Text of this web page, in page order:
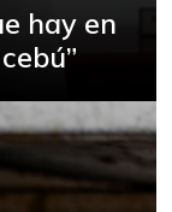
hay en